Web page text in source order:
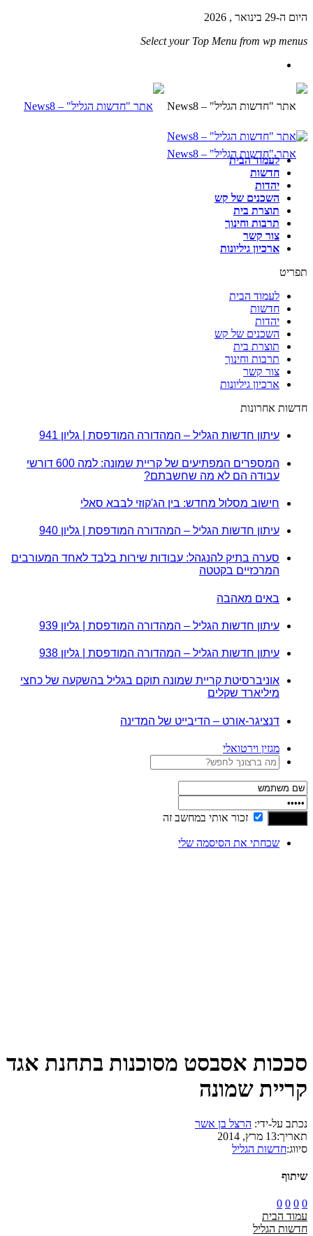
היום ה-29 בינואר , 2026
Select your Top Menu from wp menus
לעמוד הבית
חדשות
יהדות
השכנים של קש
תוצרת בית
תרבות וחינוך
צור קשר
ארכיון גיליונות
תפריט
לעמוד הבית
חדשות
יהדות
השכנים של קש
תוצרת בית
תרבות וחינוך
צור קשר
ארכיון גיליונות
חדשות אחרונות
עיתון חדשות הגליל – המהדורה המודפסת | גליון 941
המספרים המפתיעים של קריית שמונה: למה 600 דורשי
עבודה הם לא מה שחשבתם?
חישוב מסלול מחדש: בין הג'קוזי לבבא סאלי
עיתון חדשות הגליל – המהדורה המודפסת | גליון 940
סערה בתיק להנגהל: עבודות שירות בלבד לאחד המעורבים
המרכזיים בקטטה
באים מאהבה
עיתון חדשות הגליל – המהדורה המודפסת | גליון 939
עיתון חדשות הגליל – המהדורה המודפסת | גליון 938
אוניברסיטת קריית שמונה תוקם בגליל בהשקעה של כחצי
מיליארד שקלים
דנציגר-אורט – הדיבייט של המדינה
מגזין וירטואלי
זכור אותי במחשב זה
שכחתי את הסיסמה שלי
סככות אסבסט מסוכנות בתחנת אגד
קריית שמונה
נכתב על-ידי: הרצל בן אשר
תאריך:13 מרץ, 2014
סיווג:חדשות הגליל
שיתוף
0
0
0
0
עמוד הבית
חדשות הגליל